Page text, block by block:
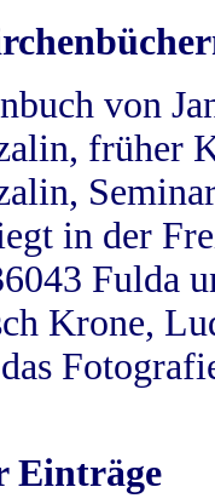
von
früher
in der
Fulda
Krone,
Einträge